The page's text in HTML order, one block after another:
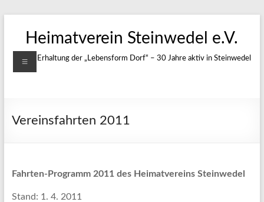
Inhalt
springenHeimatverein Steinwedel e.V.
Für die Erhaltung der „Lebensform Dorf“ – 30 Jahre aktiv in Steinwedel
Menü
Vereinsfahrten 2011
Fahrten-Programm 2011 des Heimatvereins Steinwedel
Stand: 1. 4. 2011